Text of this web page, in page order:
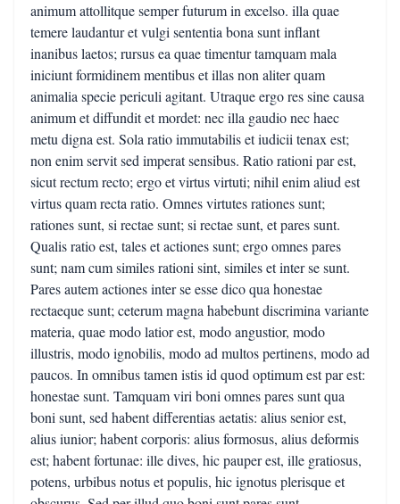
animum attollitque semper futurum in excelso. illa quae
temere laudantur et vulgi sententia bona sunt inflant
inanibus laetos; rursus ea quae timentur tamquam mala
iniciunt formidinem mentibus et illas non aliter quam
animalia specie periculi agitant. Utraque ergo res sine causa
animum et diffundit et mordet: nec illa gaudio nec haec
metu digna est. Sola ratio immutabilis et iudicii tenax est;
non enim servit sed imperat sensibus. Ratio rationi par est,
sicut rectum recto; ergo et virtus virtuti; nihil enim aliud est
virtus quam recta ratio. Omnes virtutes rationes sunt;
rationes sunt, si rectae sunt; si rectae sunt, et pares sunt.
Qualis ratio est, tales et actiones sunt; ergo omnes pares
sunt; nam cum similes rationi sint, similes et inter se sunt.
Pares autem actiones inter se esse dico qua honestae
rectaeque sunt; ceterum magna habebunt discrimina variante
materia, quae modo latior est, modo angustior, modo
illustris, modo ignobilis, modo ad multos pertinens, modo ad
paucos. In omnibus tamen istis id quod optimum est par est:
honestae sunt. Tamquam viri boni omnes pares sunt qua
boni sunt, sed habent differentias aetatis: alius senior est,
alius iunior; habent corporis: alius formosus, alius deformis
est; habent fortunae: ille dives, hic pauper est, ille gratiosus,
potens, urbibus notus et populis, hic ignotus plerisque et